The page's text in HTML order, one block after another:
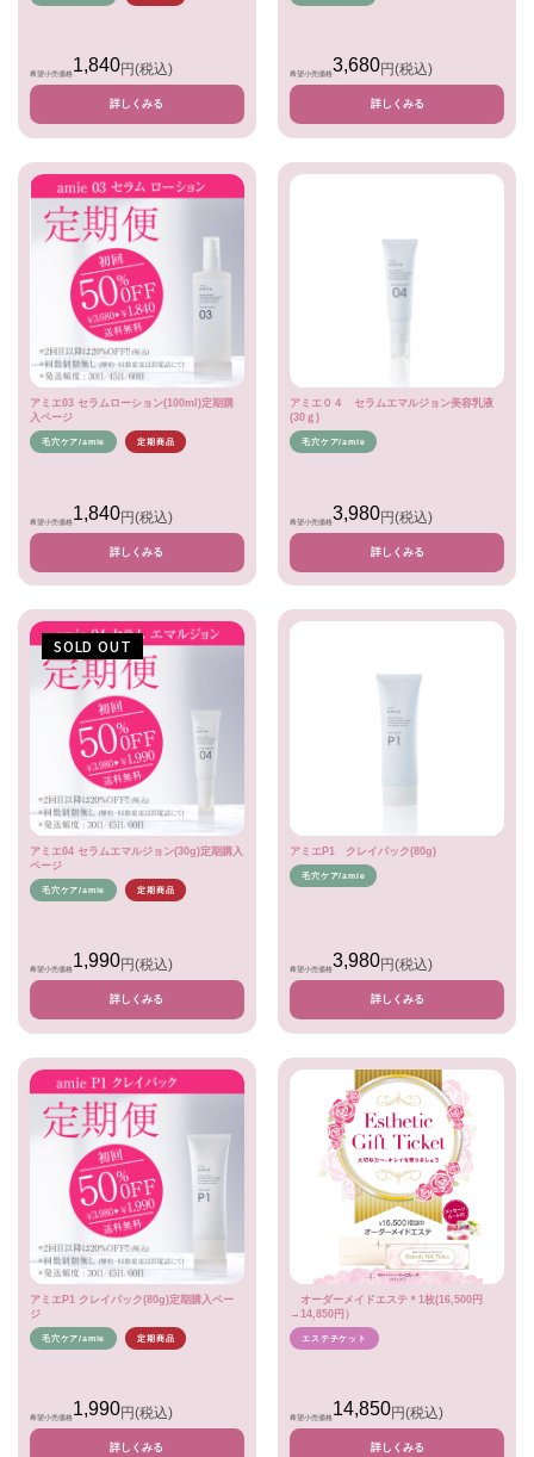
希望小売価格1,840円(税込)
詳しくみる
希望小売価格3,680円(税込)
詳しくみる
アミエ03 セラムローション(100ml)定期購
入ページ
毛穴ケア/amie 定期商品
希望小売価格1,840円(税込)
詳しくみる
アミエ０４ セラムエマルジョン美容乳液
(30ｇ)
毛穴ケア/amie
希望小売価格3,980円(税込)
詳しくみる
SOLD OUT
アミエ04 セラムエマルジョン(30g)定期購入
ページ
毛穴ケア/amie 定期商品
希望小売価格1,990円(税込)
詳しくみる
アミエP1 クレイパック(80g)
毛穴ケア/amie
希望小売価格3,980円(税込)
詳しくみる
アミエP1 クレイパック(80g)定期購入ペー
ジ
毛穴ケア/amie 定期商品
希望小売価格1,990円(税込)
詳しくみる
オーダーメイドエステ＊1枚(16,500円
→14,850円）
エステチケット
希望小売価格14,850円(税込)
詳しくみる